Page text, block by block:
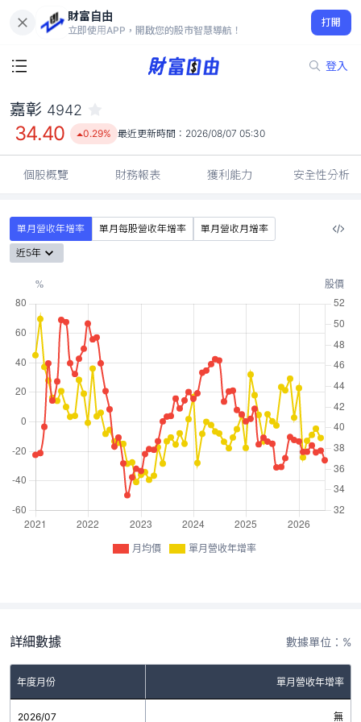
財富自由
立即使用APP，開啟您的股市智慧導航！
打開
登入
34.40
0.29%
嘉彰 4942
34.40 0.29% 最近更新時間： 2026/08/07 05:30
個股概覽 財務報表 獲利能力 安全性分析
單月營收年增率 單月每股營收年增率
單月營收月增率
近5年
月均價 單月營收年增率
詳細數據 數據單位：%
年度月份 單月營收年增率
2026/07 無